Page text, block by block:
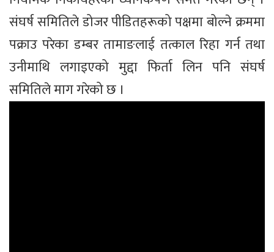
संघर्ष समितिले डोजर पीडितहरूको पक्षमा बोल्ने क्रममा
पक्राउ परेका डम्बर तामाङलाई तत्काल रिहा गर्न तथा
उनीमाथि लगाइएको मुद्दा फिर्ता लिन पनि संघर्ष
समितिले माग गरेको छ ।